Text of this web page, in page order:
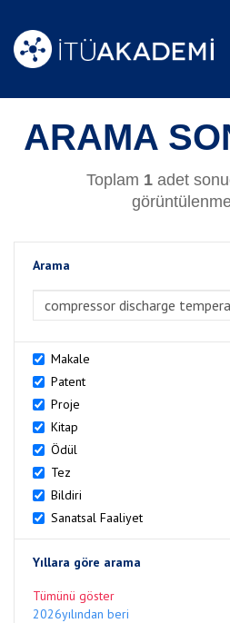
ARAMA
Toplam 1adet
Arama
Makale
Patent
Proje
Kitap
Ödül
Tez
Bildiri
Sanatsal Faaliyet
Yıllara göre arama
Tümünü göster
2026yılından beri